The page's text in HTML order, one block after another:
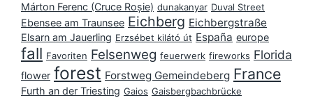
Márton Ferenc (Cruce Roșie) dunakanyar Duval Street
Ebensee am Traunsee Eichberg Eichbergstraße
Elsarn am Jauerling Erzsébet kilátó út España europe
fall Favoriten Felsenweg feuerwerk fireworks Florida
flower forest Forstweg Gemeindeberg France
Furth an der Triesting Gaios Gaisbergbachbrücke